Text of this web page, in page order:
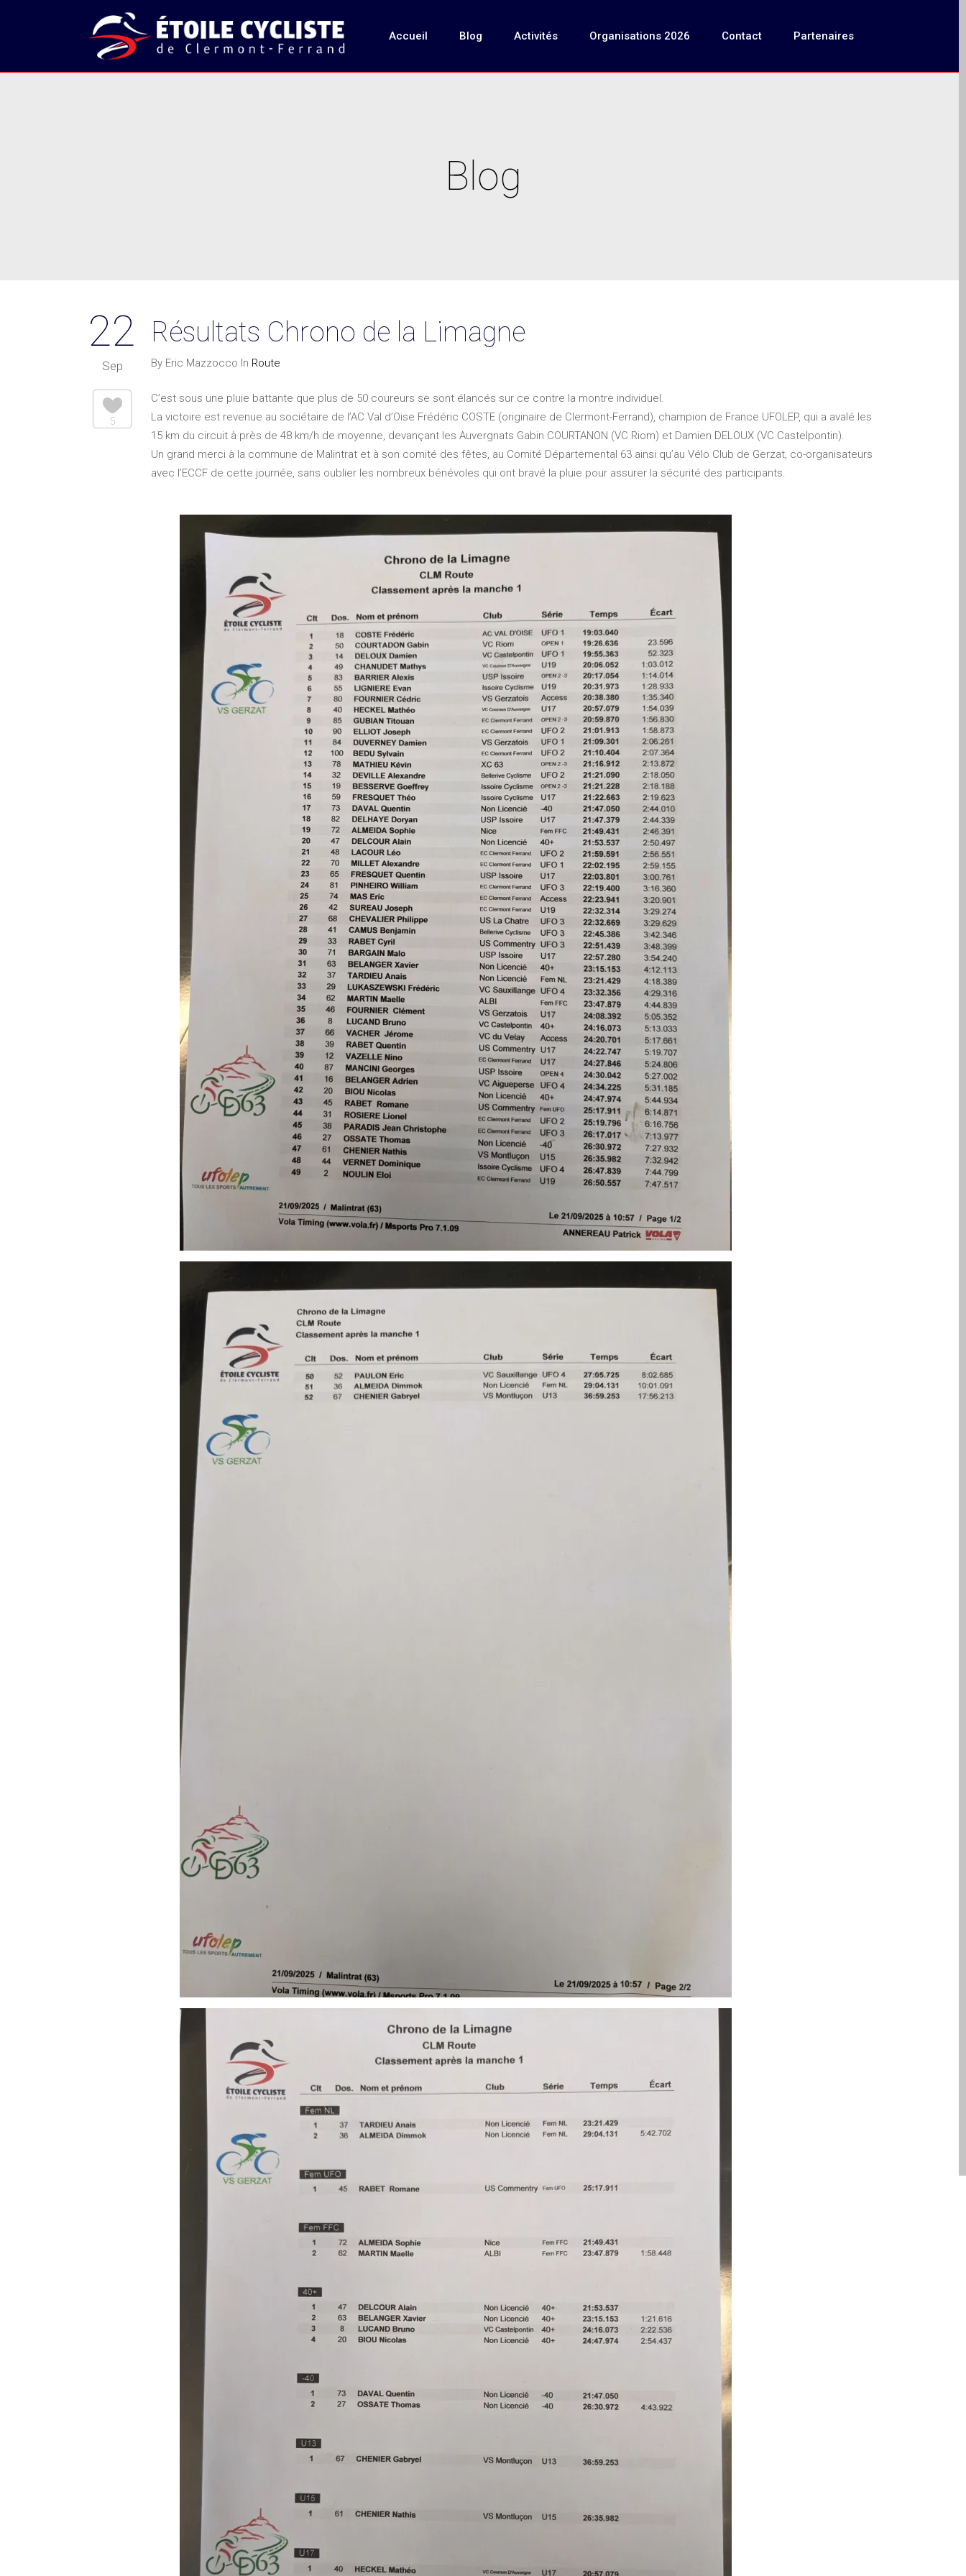
Accueil Blog Activités Organisations 2026 Contact Partenaires
Blog
22
Sep
5
Résultats Chrono de la Limagne
By Eric Mazzocco In Route
C’est sous une pluie battante que plus de 50 coureurs se sont élancés sur ce contre la montre individuel.
La victoire est revenue au sociétaire de l’AC Val d’Oise Frédéric COSTE (originaire de Clermont-Ferrand), champion de France UFOLEP, qui a avalé les
15 km du circuit à près de 48 km/h de moyenne, devançant les Auvergnats Gabin COURTANON (VC Riom) et Damien DELOUX (VC Castelpontin).
Un grand merci à la commune de Malintrat et à son comité des fêtes, au Comité Départemental 63 ainsi qu’au Vélo Club de Gerzat, co-organisateurs
avec l’ECCF de cette journée, sans oublier les nombreux bénévoles qui ont bravé la pluie pour assurer la sécurité des participants.